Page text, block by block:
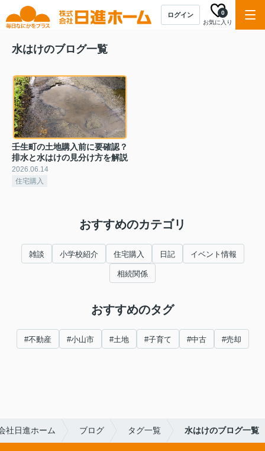
ログイン
お気に入り
0
水はけのブログ一覧
壬生町の土地購入前に要確認？
排水と水はけの見分け方を解説
2026.06.14
住宅購入
おすすめのカテゴリ
雑談 小学校紹介 住宅購入 日記 イベント情報
相続関係
おすすめのタグ
#不動産 #小山市 #土地 #子育て #中古 #売却
社日進ホーム ブログ タグ一覧 水はけのブログ一覧